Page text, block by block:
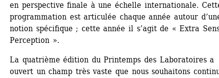
en perspective finale à une échelle internationale.
programmation est articulée chaque année autour
notion spécifique ; cette année il s’agit de « Extra
Perception ».
La quatrième édition du Printemps des Laboratoires a
ouvert un champ très vaste que nous souhaitons